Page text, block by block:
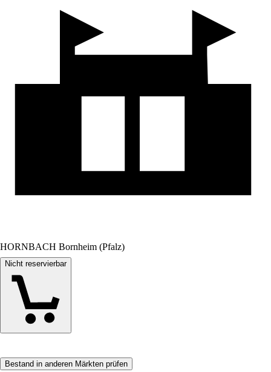
HORNBACH Bornheim (Pfalz)
Nicht reservierbar
Bestand in anderen Märkten prüfen